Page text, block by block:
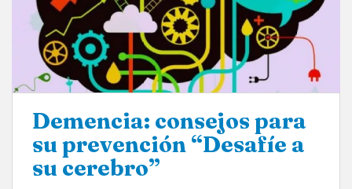
Demencia: consejos para
su prevención “Desafíe a
su cerebro”